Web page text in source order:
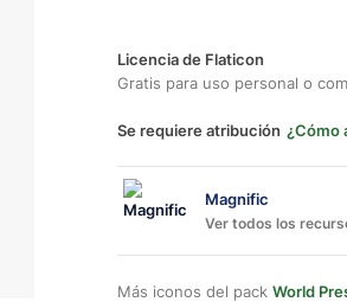
Licencia de Flaticon
Gratis para uso personal o
Se requiere atribución ¿Cómo
Magnific
Ver todos los
Más iconos del pack World